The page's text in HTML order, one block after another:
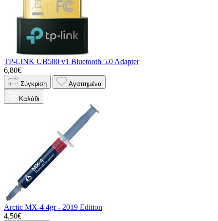
TP-LINK UB500 v1 Bluetooth 5.0 Adapter
6,80€
Σύγκριση Αγαπημένα
Καλάθι
Arctic MX-4 4gr - 2019 Edition
4,50€